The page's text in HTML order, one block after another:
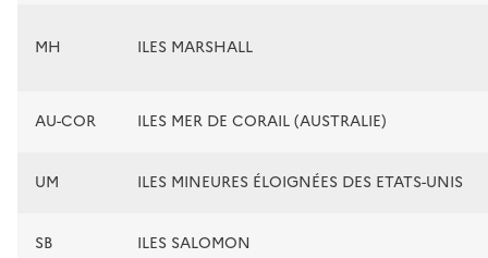
MH ILES MARSHALL
AU-COR ILES MER DE CORAIL (AUSTRALIE)
UM ILES MINEURES ÉLOIGNÉES DES ETATS-UNIS
SB ILES SALOMON